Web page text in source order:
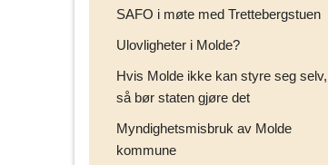
SAFO i møte med Trettebergstuen
Ulovligheter i Molde?
Hvis Molde ikke kan styre seg selv,
så bør staten gjøre det
Myndighetsmisbruk av Molde
kommune